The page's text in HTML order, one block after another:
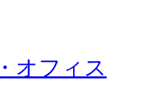
オフィス